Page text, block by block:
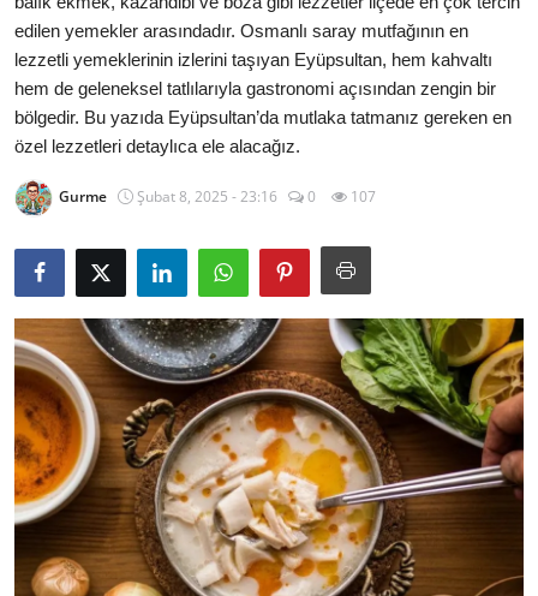
Kalori & Diyet Rehberi
Mutfak Püf Noktaları & İpuçları
Mekan & Lezzet Rotaları
Temel Gıda ve Ürün Rehberleri
İçecek Kültürü & Barista
Yöresel Tarifler & Ev Yemekleri
Gıda Güvenliği & Sağlık
İçecek Kültürü & Rehberleri
Popüler Kültür & Mutfak Tarihi
Mutfak Temizliği & Pratik Bilgiler
Anne & Bebek Beslenmesi
edilen yemekler arasındadır. Osmanlı saray mutfağının en
lezzetli yemeklerinin izlerini taşıyan Eyüpsultan, hem kahvaltı
hem de geleneksel tatlılarıyla gastronomi açısından zengin bir
bölgedir. Bu yazıda Eyüpsultan’da mutlaka tatmanız gereken en
özel lezzetleri detaylıca ele alacağız.
Gurme Şubat 8, 2025 - 23:16 0 107